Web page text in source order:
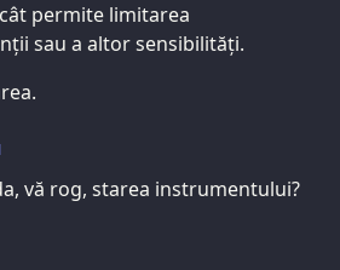
permite limitarea
sau a altor sensibilități.
vă rog, starea instrumentului?